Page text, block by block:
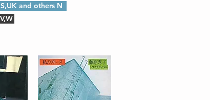
and others N